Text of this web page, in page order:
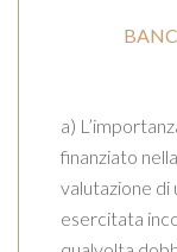
a) L’importanza dell’affidabilità del soggetto
finanziato
valutazione di
esercitata